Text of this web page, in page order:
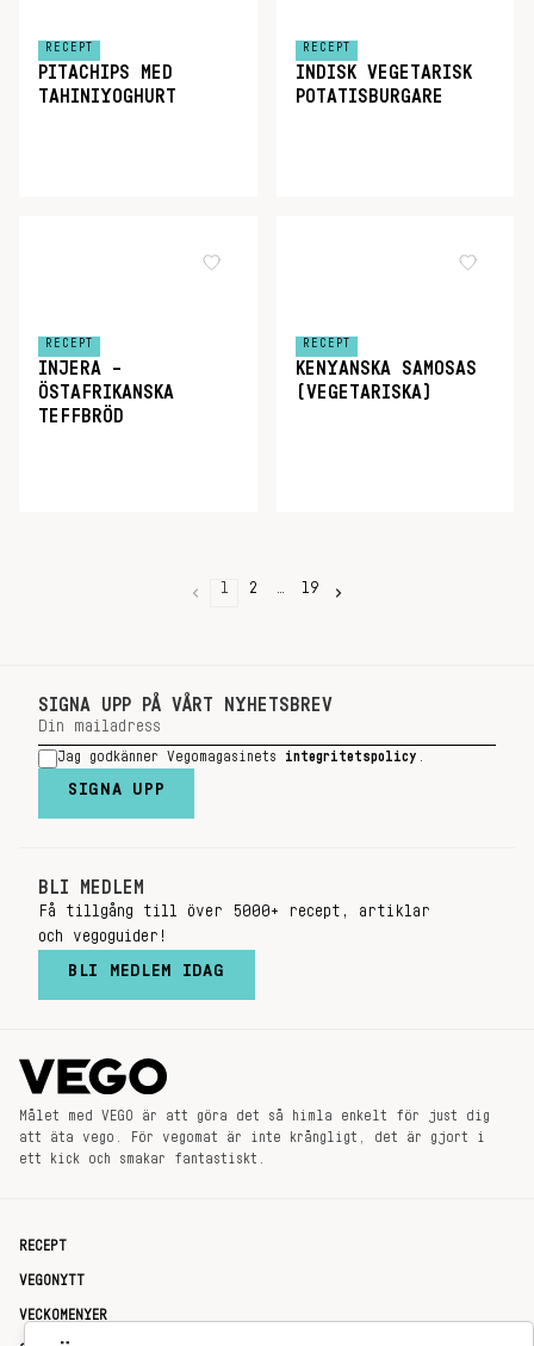
RECEPT
PITACHIPS MED
TAHINIYOGHURT
RECEPT
INDISK VEGETARISK
POTATISBURGARE
RECEPT
INJERA –
ÖSTAFRIKANSKA
TEFFBRÖD
RECEPT
KENYANSKA SAMOSAS
(VEGETARISKA)
1 2 … 19
SIGNA UPP PÅ VÅRT NYHETSBREV
Jag godkänner Vegomagasinets integritetspolicy
SIGNA UPP
BLI MEDLEM
Få tillgång till över 5000+ recept, artiklar
och vegoguider!
BLI MEDLEM IDAG
Målet med VEGO är att göra det så himla enkelt för just dig
att äta vego. För vegomat är inte krångligt, det är gjort i
ett kick och smakar fantastiskt.
RECEPT
VEGONYTT
VECKOMENYER